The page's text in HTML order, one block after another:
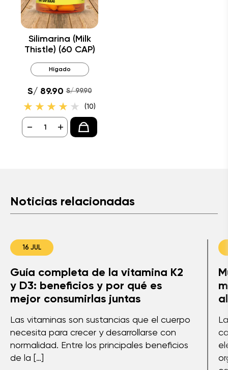
Silimarina (Milk
Thistle) (60 CAP)
Hígado
S/ 89.90 S/ 99.90
(10)
- +
Noticias relacionadas
Guía completa de la vitamina K2
y D3: beneficios y por qué es
mejor consumirlas juntas
Las vitaminas son sustancias que el cuerpo
necesita para crecer y desarrollarse con
normalidad. Entre los principales beneficios
de la […]
16 JUL